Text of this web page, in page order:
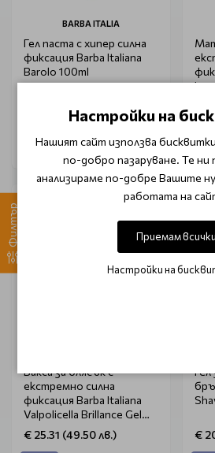
Филтър
BARBA ITALIA
Гел паста с хипер силна
фиксация Barba Italiana
Barolo 100ml
Вакса за блясък с
екстремно силна
фиксация Barba Italiana
Valpolicella Brillance Gel
100ml
€ 25.31 (49.50 лв.)
Гел
€
Настройки на
Нашият сайт използва
по-добро пазаруване. Те ни
анализираме по-добре Вашите
работата на
Приемам всички
Настройки на